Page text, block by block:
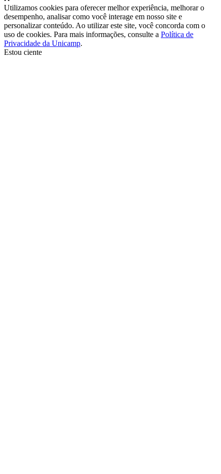
Utilizamos cookies para oferecer melhor experiência, melhorar o
desempenho, analisar como você interage em nosso site e
personalizar conteúdo. Ao utilizar este site, você concorda com o
uso de cookies. Para mais informações, consulte a Política de
Privacidade da Unicamp.
Estou ciente